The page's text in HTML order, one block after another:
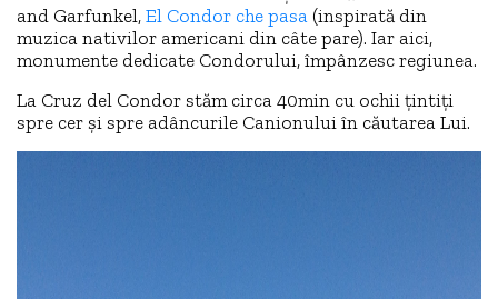
and Garfunkel,El Condor che pasa (inspirată din
muzica nativilor americani din câte pare). Iar aici,
monumente dedicate Condorului, împânzesc regiunea.
La Cruz del Condor stăm circa 40min cu ochii țintiți
spre cer și spre adâncurile Canionului în căutarea Lui.